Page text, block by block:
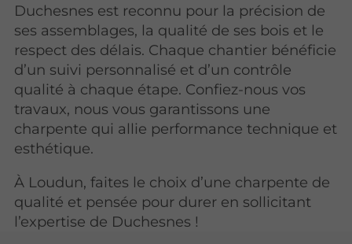
Duchesnes est reconnu pour la précision de
ses assemblages, la qualité de ses bois et le
respect des délais. Chaque chantier bénéficie
d’un suivi personnalisé et d’un contrôle
qualité à chaque étape. Confiez-nous vos
travaux, nous vous garantissons une
charpente qui allie performance technique et
esthétique.
À Loudun, faites le choix d’une charpente de
qualité et pensée pour durer en sollicitant
l’expertise de Duchesnes !